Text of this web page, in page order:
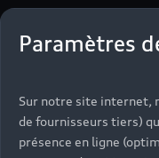
Le label Audi Occasion
véhicules neufs :
- Jusqu'à 130 points
motorisation
Paramètres
Sur notre site internet,
de fournisseurs tiers)
présence en ligne